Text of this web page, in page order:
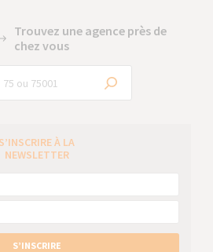
Trouvez une agence près de
chez vous
S’INSCRIRE À LA
NEWSLETTER
S’INSCRIRE